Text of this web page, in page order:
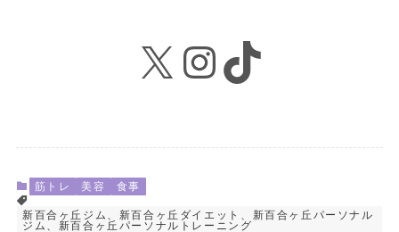
X Instagram
TikTok
筋トレ 美容 食事
新百合ヶ丘ジム、新百合ヶ丘ダイエット、新百合ヶ丘パーソナル
ジム、新百合ヶ丘パーソナルトレーニング